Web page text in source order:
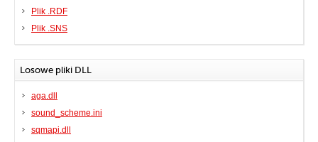
Plik .RDF
Plik .SNS
Losowe pliki DLL
aga.dll
sound_scheme.ini
sqmapi.dll